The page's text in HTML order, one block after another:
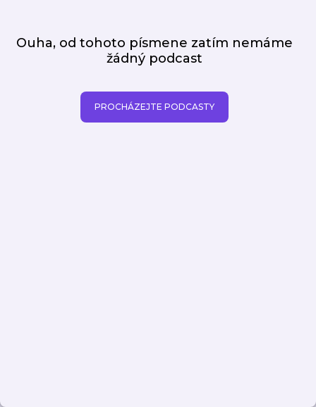
Ouha, od tohoto písmene zatím nemáme
žádný podcast
PROCHÁZEJTE PODCASTY